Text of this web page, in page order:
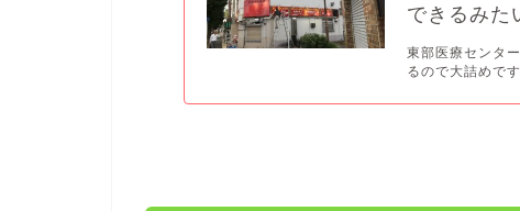
できるみた
東部医療センタ
るので大詰めで